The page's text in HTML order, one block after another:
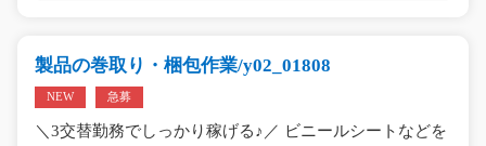
製品の巻取り・梱包作業/y02_01808
NEW 急募
＼3交替勤務でしっかり稼げる♪／ ビニールシートなどを